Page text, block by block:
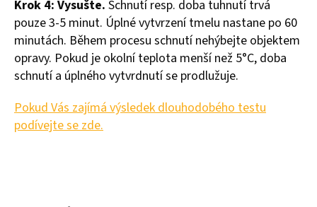
Krok 4: Vysušte. Schnutí resp. doba tuhnutí trvá
pouze 3-5 minut. Úplné vytvrzení tmelu nastane po 60
minutách. Během procesu schnutí nehýbejte objektem
opravy. Pokud je okolní teplota menší než 5°C, doba
schnutí a úplného vytvrdnutí se prodlužuje.
Pokud Vás zajímá výsledek dlouhodobého testu
podívejte se zde.